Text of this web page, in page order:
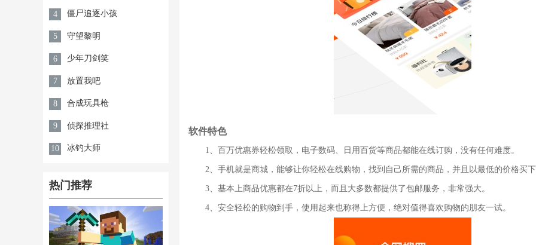
4 僵尸追逐小孩
5 守望黎明
6 少年刀剑笑
7 放置我吧
8 合成玩具枪
9 侦探推理社
10 冰钓大师
热门推荐
软件特色
1、百万优惠券轻松领取，电子数码、日用百货等商品都能在线订购，没有任何难度。
2、手机就是商城，能够让你轻松在线购物，找到自己所需的商品，并且以最低的价格买下
3、基本上商品优惠都在7折以上，而且大多数都提供了包邮服务，非常强大。
4、安全轻松的购物到手，使用起来也称得上方便，绝对值得喜欢购物的朋友一试。